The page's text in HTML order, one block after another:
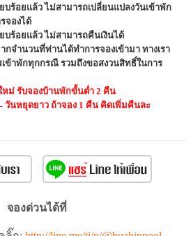
ยบร้อยแล้ว ไม่สามารถเปลี่ยนแปลงวันเข้าพัก
จองได้
ยบร้อยแล้ว ไม่สามารถคืนเงินได้
กจำนวนที่ท่านได้ทำการจองเข้ามา ทางเรา
ข้าพักทุกกรณี รวมถึงขอสงวนสิทธิ์ในการ
หม่ รับจองบ้านพักขั้นต่ำ 2 คืน
นหยุดยาว ถ้าจอง 1 คืน คิดเพิ่มคืนละ
จองด่วนได้ที่